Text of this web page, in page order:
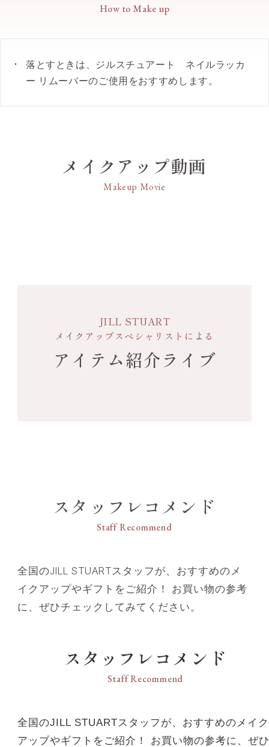
20 illuminate night
31 cracked apple candy
35 peach cocktail
のネイルラッカーシリーズよりも香り成分を増量し
フネイルの時間を幸福感に満ちた香りで演出しま
す。
温かなラテのようにミルキーでシアーなナチュラ
ルアッシュベージュ（ノンパール）
マリー葉エキス・酢酸トコフェロール・（無水フタ
ー・アクリル酸アルキルコポリマー・エタノール・
ルオロヘキシルエチルトリエトキシシラン・ヘプタ
ン・ミネラルオイル・リンゴ酸・水・水酸化Al・グ
How to Make up
落とすときは、ジルスチュアート ネイルラッカ
ー リムーバーのご使用をおすすめします。
メイクアップ動画
Makeup Movie
JILL STUART
メイクアップスペシャリストによる
アイテム紹介ライブ
スタッフレコメンド
Staff Recommend
全国のJILL STUARTスタッフが、おすすめのメ
イクアップやギフトをご紹介！ お買い物の参考
に、ぜひチェックしてみてください。
スタッフレコメンド
Staff Recommend
全国のJILL STUARTスタッフが、おすすめのメイク
アップやギフトをご紹介！ お買い物の参考に、ぜひ